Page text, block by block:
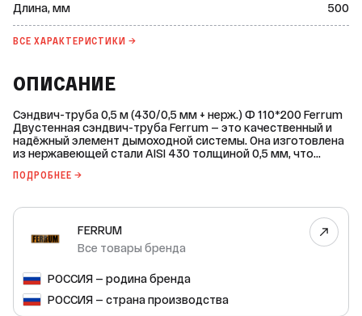
Длина, мм 500
ВСЕ ХАРАКТЕРИСТИКИ →
ОПИСАНИЕ
Сэндвич-труба 0,5 м (430/0,5 мм + нерж.) Ф 110*200 Ferrum
Двустенная сэндвич-труба Ferrum — это качественный и
надёжный элемент дымоходной системы. Она изготовлена
из нержавеющей стали AISI 430 толщиной 0,5 мм, что
температурам. Основные характеристики: * Длина: 500 мм.
Рабочая температура: до 450 °С. * Режим: сухой. * Серия
дымоходной системы: Ferrum GS 30-50. * Сфера
применения: для теплогенераторов на газовом топливе. *
Тип элемента: двустенный. * Толщина материала внешнего
контура: 0,5 мм. * Толщина материала внутреннего
контура: 0,5 мм. Сэндвич-труба Ferrum идеально подходит
для использования с теплогенераторами на газовом
топливе и обеспечивает эффективную и безопасную
работу вашей отопительной системы.
ПОДРОБНЕЕ →
FERRUM
Все товары бренда
РОССИЯ — родина бренда
РОССИЯ — страна производства